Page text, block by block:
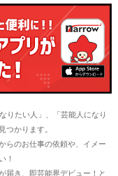
りたい人」、「芸能人になり
つかります。
らのお仕事の依頼や、イメー
！
届き、即芸能界デビュー！と